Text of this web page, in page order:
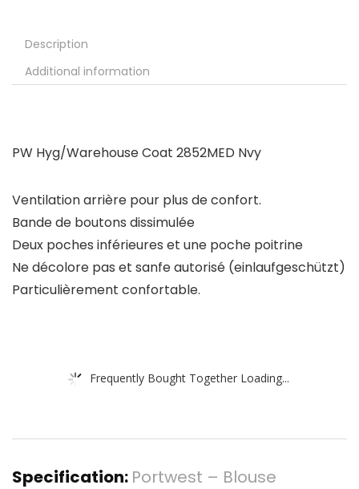
Description
Additional information
PW Hyg/Warehouse Coat 2852MED Nvy
Ventilation arrière pour plus de confort.
Bande de boutons dissimulée
Deux poches inférieures et une poche poitrine
Ne décolore pas et sanfe autorisé (einlaufgeschützt)
Particulièrement confortable.
Frequently Bought Together Loading...
Specification: Portwest – Blouse